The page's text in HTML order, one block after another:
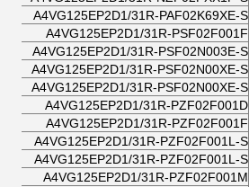
A4VG125EP2D1/31R-PAF02K69XE-S
A4VG125EP2D1/31R-PSF02F001F
A4VG125EP2D1/31R-PSF02N003E-S
A4VG125EP2D1/31R-PSF02N00XE-S
A4VG125EP2D1/31R-PSF02N00XE-S
A4VG125EP2D1/31R-PZF02F001D
A4VG125EP2D1/31R-PZF02F001F
A4VG125EP2D1/31R-PZF02F001L-S
A4VG125EP2D1/31R-PZF02F001L-S
A4VG125EP2D1/31R-PZF02F001M